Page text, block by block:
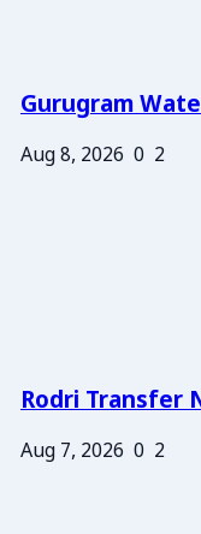
Gurugram
Aug 8, 2026 0 2
Rodri Transfer
Aug 7, 2026 0 2